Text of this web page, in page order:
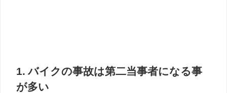
1. バイクの事故は第二当事者になる事
が多い